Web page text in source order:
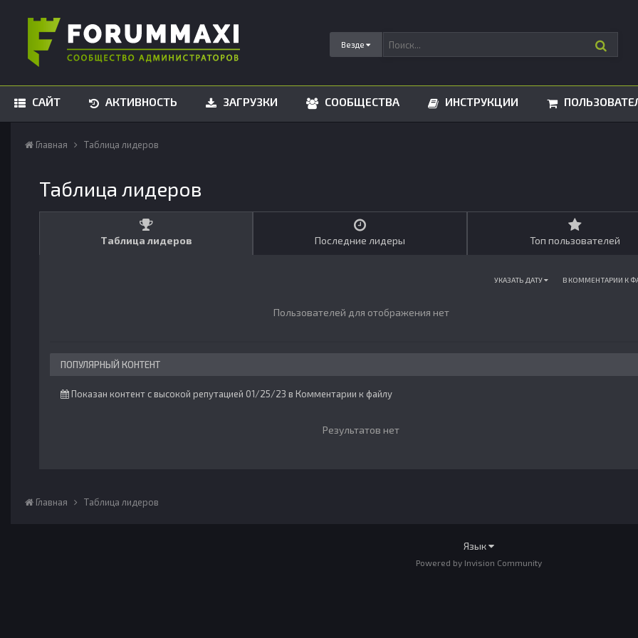
Везде
САЙТ АКТИВНОСТЬ ЗАГРУЗКИ СООБЩЕСТВА ИНСТРУКЦИИ
Главная Таблица лидеров
Таблица лидеров
Таблица лидеров Последние лидеры Топ пользователей
В КОММЕНТАРИИ К
УКАЗАТЬ ДАТУ
Пользователей для отображения нет
ПОПУЛЯРНЫЙ КОНТЕНТ
Показан контент с высокой репутацией 01/25/23 в Комментарии к файлу
Результатов нет
Главная Таблица лидеров
Язык
Powered by Invision Community